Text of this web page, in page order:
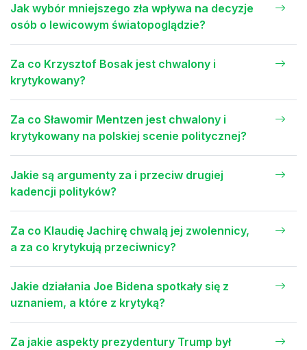
Jak wybór mniejszego zła wpływa na decyzje
osób o lewicowym światopoglądzie?
Za co Krzysztof Bosak jest chwalony i
krytykowany?
Za co Sławomir Mentzen jest chwalony i
krytykowany na polskiej scenie politycznej?
Jakie są argumenty za i przeciw drugiej
kadencji polityków?
Za co Klaudię Jachirę chwalą jej zwolennicy,
a za co krytykują przeciwnicy?
Jakie działania Joe Bidena spotkały się z
uznaniem, a które z krytyką?
Za jakie aspekty prezydentury Trump był